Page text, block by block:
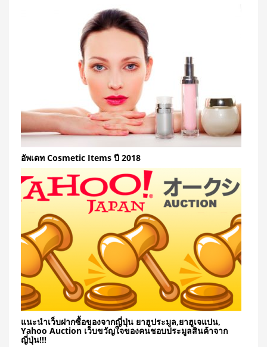
อัพเดท Cosmetic Items ปี 2018
แนะนำเว็บฝากซื้อของจากญี่ปุ่น ยาฮูประมูล,ยาฮูเจแปน,
Yahoo Auction เว็บขวัญใจของคนชอบประมูลสินค้าจาก
ญี่ปุ่น!!!